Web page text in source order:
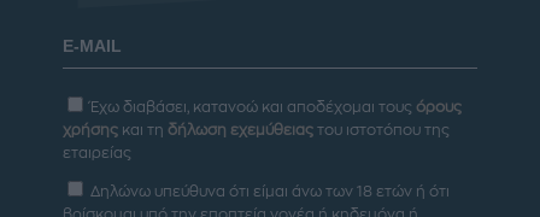
Έχω διαβάσει, κατανοώ και αποδέχομαι τους όρους
χρήσης και τη δήλωση εχεμύθειας του ιστοτόπου της
εταιρείας
Δηλώνω υπεύθυνα ότι είμαι άνω των 18 ετών ή ότι